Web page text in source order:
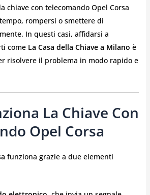
chiave con telecomando Opel Corsa
rompersi o smettere di
In questi casi, affidarsi a
come La Casa della Chiave a Milano è
risolvere il problema in modo rapido e
La Chiave Con
Opel Corsa
funziona grazie a due elementi